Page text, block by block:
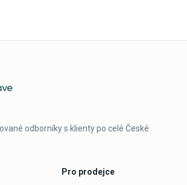
odborníky s klienty po celé České
Pro prodejce